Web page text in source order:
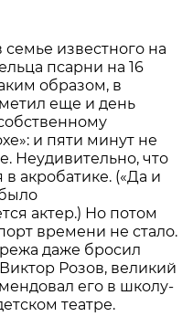
известного на
псарни на 16
образом, в
еще и день
и пяти минут не
Неудивительно, что
акробатике. («Да и
актер.) Но потом
времени не стало.
даже бросил
Розов, великий
его в школу-
театре.